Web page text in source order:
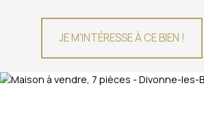
JE M'INTÉRESSE À CE BIEN !